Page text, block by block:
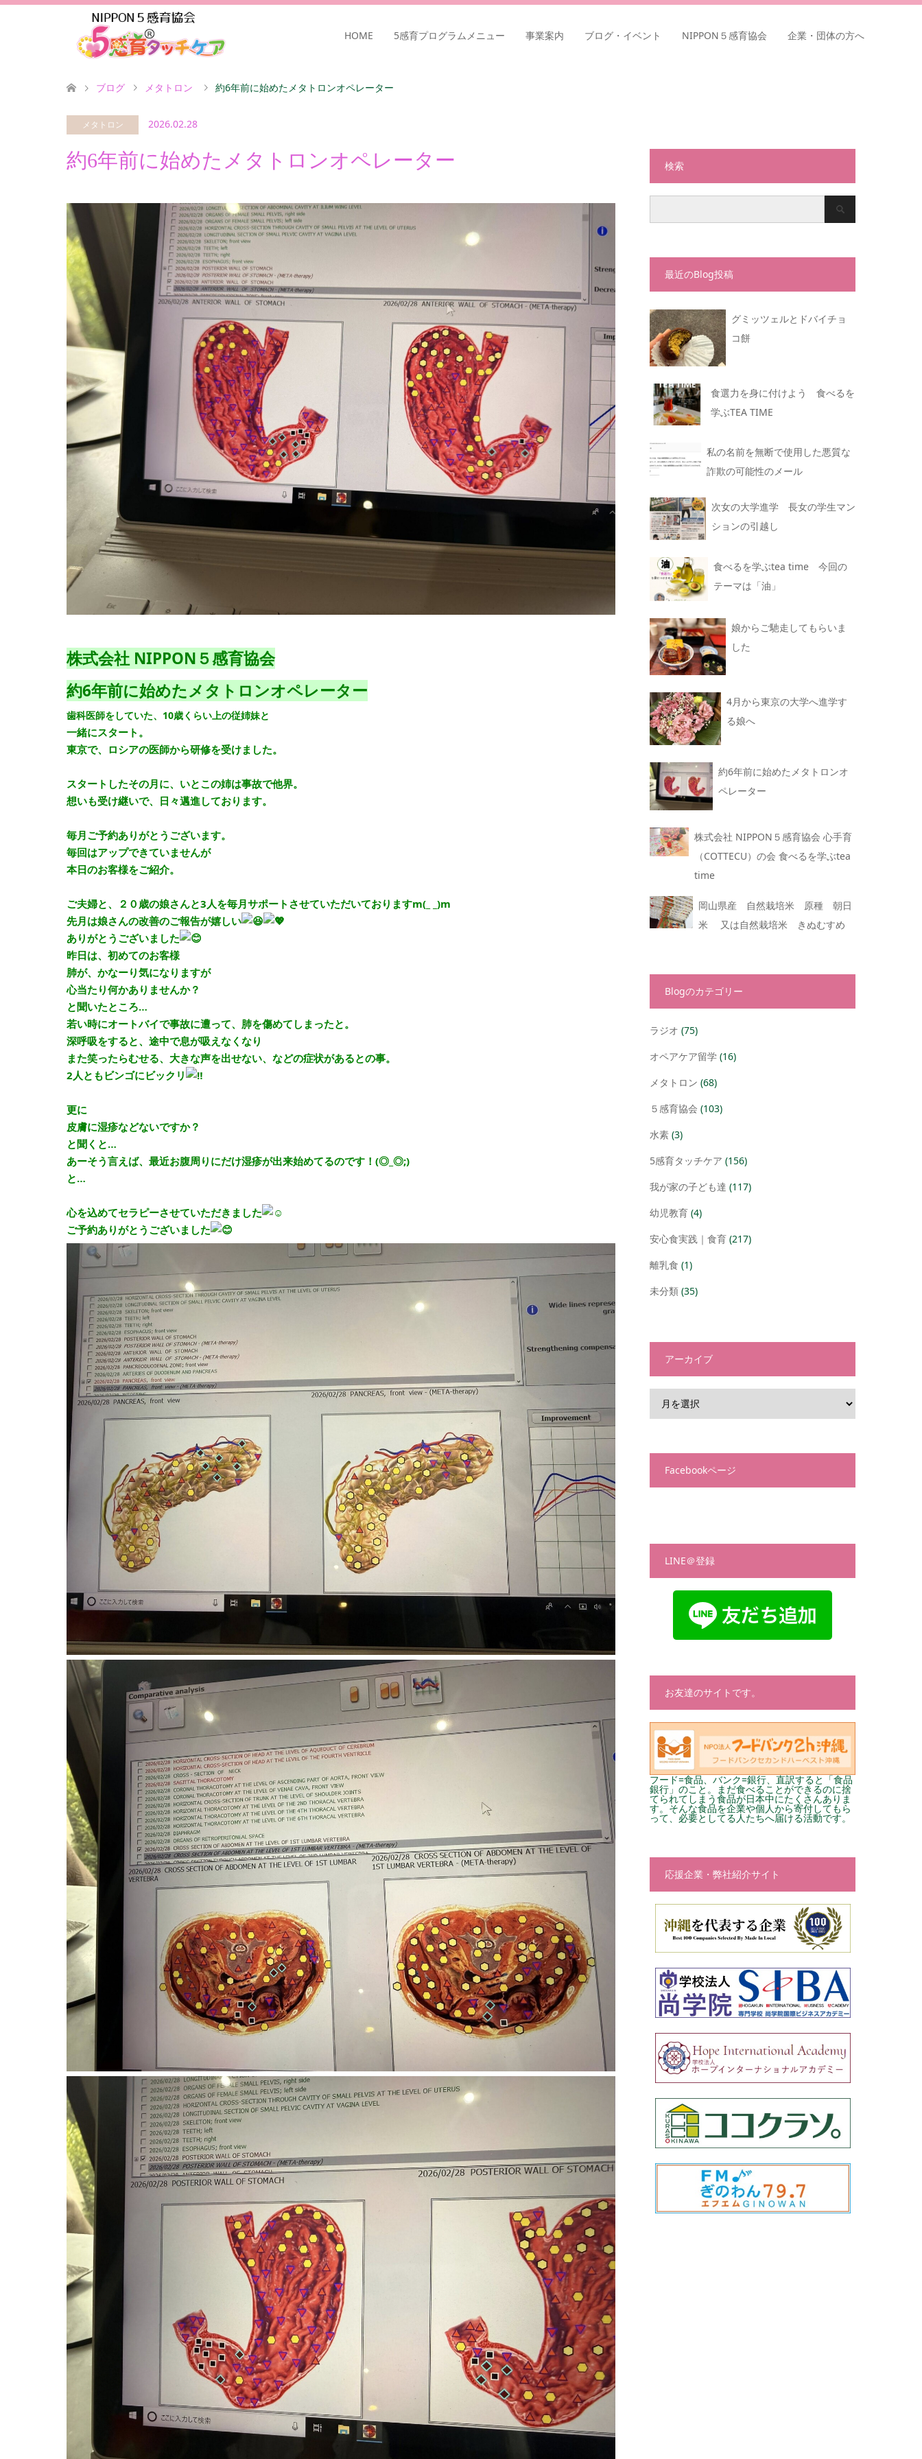
HOME 5感育プログラムメニュー 事業案内 ブログ・イベント NIPPON５感育協会 企業・団体の方へ
ブログ メタトロン 約6年前に始めたメタトロンオペレーター
メタトロン 2026.02.28
約6年前に始めたメタトロンオペレーター
株式会社 NIPPON５感育協会
約6年前に始めたメタトロンオペレーター
歯科医師をしていた、10歳くらい上の従姉妹と
一緒にスタート。
東京で、ロシアの医師から研修を受けました。
スタートしたその月に、いとこの姉は事故で他界。
想いも受け継いで、日々邁進しております。
毎月ご予約ありがとうございます。
毎回はアップできていませんが
本日のお客様をご紹介。
ご夫婦と、２０歳の娘さんと3人を毎月サポートさせていただいておりますm(_ _)m
先月は娘さんの改善のご報告が嬉しい
ありがとうございました
昨日は、初めてのお客様
肺が、かなーり気になりますが
心当たり何かありませんか？
と聞いたところ…
若い時にオートバイで事故に遭って、肺を傷めてしまったと。
深呼吸をすると、途中で息が吸えなくなり
また笑ったらむせる、大きな声を出せない、などの症状があるとの事。
2人ともビンゴにビックリ
更に
皮膚に湿疹などないですか？
と聞くと…
あーそう言えば、最近お腹周りにだけ湿疹が出来始めてるのです！(◎_◎;)
と…
心を込めてセラピーさせていただきました
ご予約ありがとうございました
検索
最近のBlog投稿
グミッツェルとドバイチョ
コ餅
食選力を身に付けよう 食べるを
学ぶTEA TIME
私の名前を無断で使用した悪質な
詐欺の可能性のメール
次女の大学進学 長女の学生マン
ションの引越し
食べるを学ぶtea time 今回の
テーマは「油」
娘からご馳走してもらいま
した
4月から東京の大学へ進学す
る娘へ
約6年前に始めたメタトロンオ
ペレーター
株式会社 NIPPON５感育協会 心手育
（COTTECU）の会 食べるを学ぶtea
time
岡山県産 自然栽培米 原種 朝日
米 又は自然栽培米 きぬむすめ
Blogのカテゴリー
ラジオ (75)
オペアケア留学 (16)
メタトロン (68)
５感育協会 (103)
水素 (3)
5感育タッチケア (156)
我が家の子ども達 (117)
幼児教育 (4)
安心食実践｜食育 (217)
離乳食 (1)
未分類 (35)
アーカイブ
Facebookページ
LINE＠登録
お友達のサイトです。
フード=食品、バンク=銀行、直訳すると「食品
銀行」のこと。まだ食べることができるのに捨
てられてしまう食品が日本中にたくさんありま
す。そんな食品を企業や個人から寄付してもら
って、必要としてる人たちへ届ける活動です。
応援企業・弊社紹介サイト